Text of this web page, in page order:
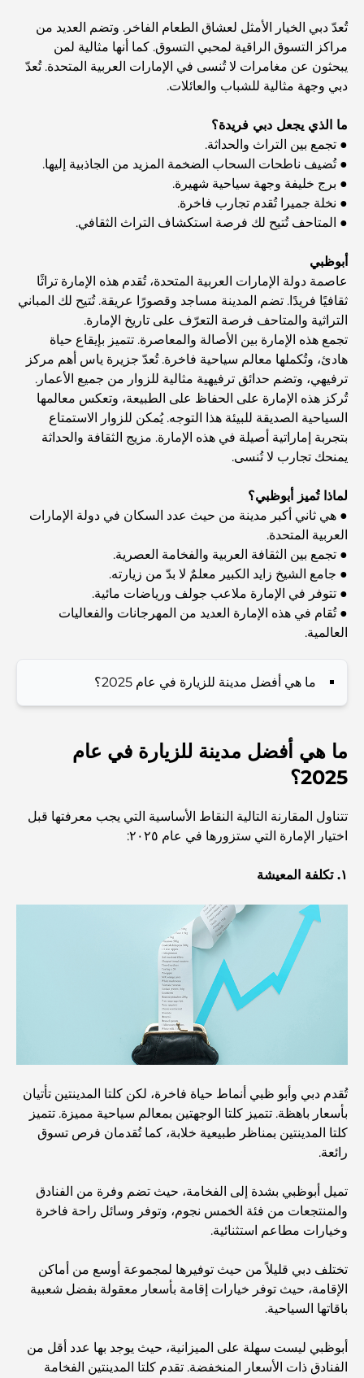
المدارس القريبة من نخلة جميرا: دليل شامل للعائلات
Dubai Vision 2040 - Green Living, Scenic Routes
and a Smarter Metro Network
أفضل المقاهي في دبي بإطلالة خلابة: مزيج مثالي من المذاق
الرائع والمناظر الطبيعية الساحرة
دليل شامل لأندية شاطئ نخلة جميرا لعام 2026
المطاعم الإيطالية في وسط مدينة دبي: تذوق إيطاليا في قلب
المدينة
أفضل 7 نوادي رياضية في دبي هيلز: اللياقة البدنية في أبهى
صورها
اكتشف أفضل وجبة إفطار في منطقة الخليج التجاري، دبي
المستشفيات الحكومية في دبي: رعاية صحية شاملة للجميع
أغلى مدارس جيمس في دبي: دليل شامل للآباء
أفضل المدارس القريبة من داماك هيلز 2: دليل للعائلات
أفضل المطاعم الهندية في دبي: رحلة طهي
اكتشف ممشى نخلة جميرا: جولة بين الفخامة والإطلالات الخلابة
أفضل المناطق للسكن في دبي مع العائلة: اكتشف أفضل
الخيارات
فنادق الخمس نجوم في دبي: فخامة لا مثيل لها لكل مسافر
أشياء يمكنك القيام بها في وسط مدينة دبي: دليلك الشامل
أفضل أماكن الإفطار في دبي: أفضل 7 أماكن لا تُضاهى لتجربة
إفطار رمضاني لا يُنسى
والمجتمع
مطاعم دبي الحائزة على نجمة ميشلان: جولة مغامرة لعشاق
استكشاف مطاعم جميرا جولف إستيتس: دليل الطهي
Dubai Horse Racing: Where Tradition Meets
Global Competition
تُعدّ دبي الخيار الأمثل لعشاق الطعام الفاخر. وتضم العديد من
مراكز التسوق الراقية لمحبي التسوق. كما أنها مثالية لمن
يبحثون عن مغامرات لا تُنسى في الإمارات العربية المتحدة. تُعدّ
دبي وجهة مثالية للشباب والعائلات.
ما الذي يجعل دبي فريدة؟
● تجمع بين التراث والحداثة.
● تُضيف ناطحات السحاب الضخمة المزيد من الجاذبية إليها.
● برج خليفة وجهة سياحية شهيرة.
● نخلة جميرا تُقدم تجارب فاخرة.
● المتاحف تُتيح لك فرصة استكشاف التراث الثقافي.
أبوظبي
عاصمة دولة الإمارات العربية المتحدة، تُقدم هذه الإمارة تراثًا
ثقافيًا فريدًا. تضم المدينة مساجد وقصورًا عريقة. تُتيح لك المباني
التراثية والمتاحف فرصة التعرّف على تاريخ الإمارة.
تجمع هذه الإمارة بين الأصالة والمعاصرة. تتميز بإيقاع حياة
هادئ، وتُكملها معالم سياحية فاخرة. تُعدّ جزيرة ياس أهم مركز
ترفيهي، وتضم حدائق ترفيهية مثالية للزوار من جميع الأعمار.
تُركز هذه الإمارة على الحفاظ على الطبيعة، وتعكس معالمها
السياحية الصديقة للبيئة هذا التوجه. يُمكن للزوار الاستمتاع
بتجربة إماراتية أصيلة في هذه الإمارة. مزيج الثقافة والحداثة
يمنحك تجارب لا تُنسى.
لماذا تُميز أبوظبي؟
● هي ثاني أكبر مدينة من حيث عدد السكان في دولة الإمارات
العربية المتحدة.
● تجمع بين الثقافة العربية والفخامة العصرية.
● جامع الشيخ زايد الكبير معلمٌ لا بدّ من زيارته.
● تتوفر في الإمارة ملاعب جولف ورياضات مائية.
● تُقام في هذه الإمارة العديد من المهرجانات والفعاليات
العالمية.
ما هي أفضل مدينة للزيارة في عام 2025؟
ما هي أفضل مدينة للزيارة في عام
2025؟
تتناول المقارنة التالية النقاط الأساسية التي يجب معرفتها قبل
اختيار الإمارة التي ستزورها في عام ٢٠٢٥:
١. تكلفة المعيشة
تُقدم دبي وأبو ظبي أنماط حياة فاخرة، لكن كلتا المدينتين تأتيان
بأسعار باهظة. تتميز كلتا الوجهتين بمعالم سياحية مميزة. تتميز
كلتا المدينتين بمناظر طبيعية خلابة، كما تُقدمان فرص تسوق
رائعة.
تميل أبوظبي بشدة إلى الفخامة، حيث تضم وفرة من الفنادق
والمنتجعات من فئة الخمس نجوم، وتوفر وسائل راحة فاخرة
وخيارات مطاعم استثنائية.
تختلف دبي قليلاً من حيث توفيرها لمجموعة أوسع من أماكن
الإقامة، حيث توفر خيارات إقامة بأسعار معقولة بفضل شعبية
باقاتها السياحية.
أبوظبي ليست سهلة على الميزانية، حيث يوجد بها عدد أقل من
الفنادق ذات الأسعار المنخفضة. تقدم كلتا المدينتين الفخامة